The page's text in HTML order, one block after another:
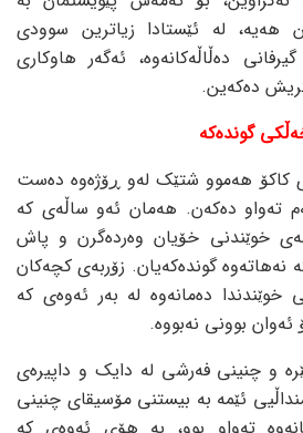
هەیە، لە ئێستادا زیاترین سوودی
دەڵاڵەکانەوە، ئەگەر هاوکاری
دەکەین.
گوندەکە
کاکۆ هەموو شتێک لەو ڕۆژەوە دەست
تەواو دەکەن. هەمان ئەو ساڵەی کە
خوێندنی خۆیان وەردەگرن و پاش
نەهاتەوە گوندەکەیان. زۆربەی کچەکان
خوێندندا دەمانەوە لە بەر ئەوەی کە
بوونی نەبووە.
و چنینی فەرشی لە دایک و داپیرەی
ئێمە بە بیستنی مۆسیقای چنینی